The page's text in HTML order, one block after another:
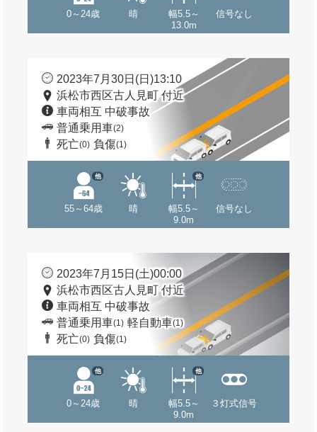
0～24歳 晴
幅5.5～
13.0m
信号なし
2023年7月30日(日)13:10
浜松市西区古人見町 付近
車両相互 中破事故
普通乗用車(2)
死亡(0) 負傷(1)
55～64歳
他
晴
幅5.5～
9.0m
他
信号なし
2023年7月15日(土)00:00
浜松市西区古人見町 付近
車両相互 中破事故
普通乗用車(1) 軽自動車(1)
死亡(0) 負傷(1)
0～24歳
他
晴
幅5.5～
9.0m
他
３灯式信号